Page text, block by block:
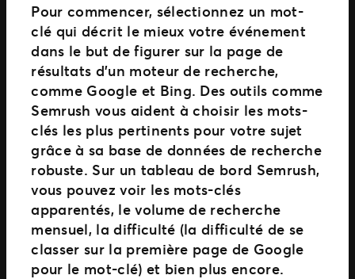
Pour commencer, sélectionnez un mot-
clé qui décrit le mieux votre événement
dans le but de figurer sur la page de
résultats d’un moteur de recherche,
comme Google et Bing. Des outils comme
Semrush vous aident à choisir les mots-
clés les plus pertinents pour votre sujet
grâce à sa base de données de recherche
robuste. Sur un tableau de bord Semrush,
vous pouvez voir les mots-clés
apparentés, le volume de recherche
mensuel, la difficulté (la difficulté de se
classer sur la première page de Google
pour le mot-clé) et bien plus encore.